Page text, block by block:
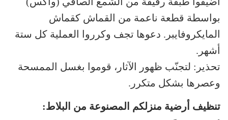
بواسطة قطعة ناعمة من القماش كقماش
المايكروفايبر. دعوها تجف وكرروا العملية كل ستة
أشهر.
تحذير: لتجنّب ظهور الآثار، قوموا بغسل الممسحة
وعصرها بشكل متكرر.
تنظيف أرضية منزلكم المصنوعة من البلاط: